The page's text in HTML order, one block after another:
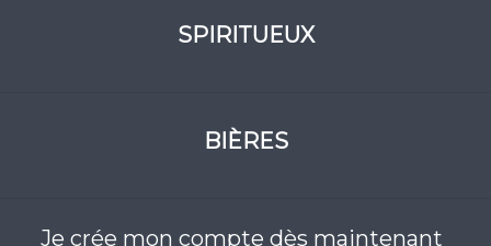
SPIRITUEUX
BIÈRES
Je crée mon compte dès maintenant